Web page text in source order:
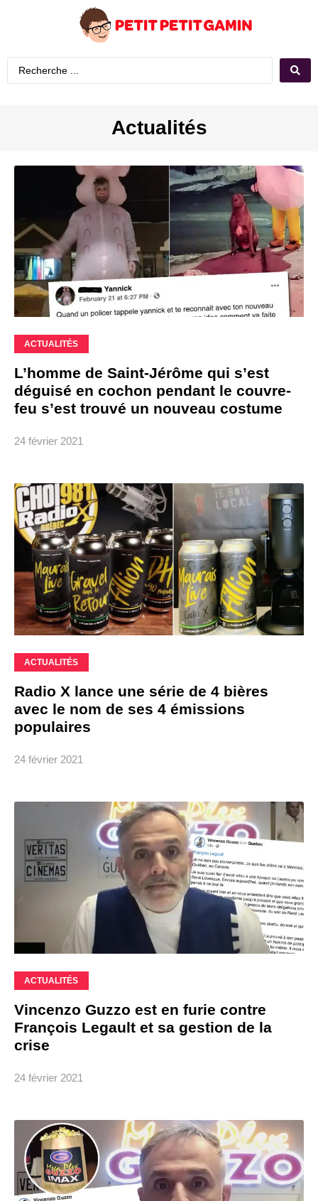
Actualités
ACTUALITÉS
L’homme de Saint-Jérôme qui s’est
déguisé en cochon pendant le couvre-
feu s’est trouvé un nouveau costume
24 février 2021
ACTUALITÉS
Radio X lance une série de 4 bières
avec le nom de ses 4 émissions
populaires
24 février 2021
ACTUALITÉS
Vincenzo Guzzo est en furie contre
François Legault et sa gestion de la
crise
24 février 2021